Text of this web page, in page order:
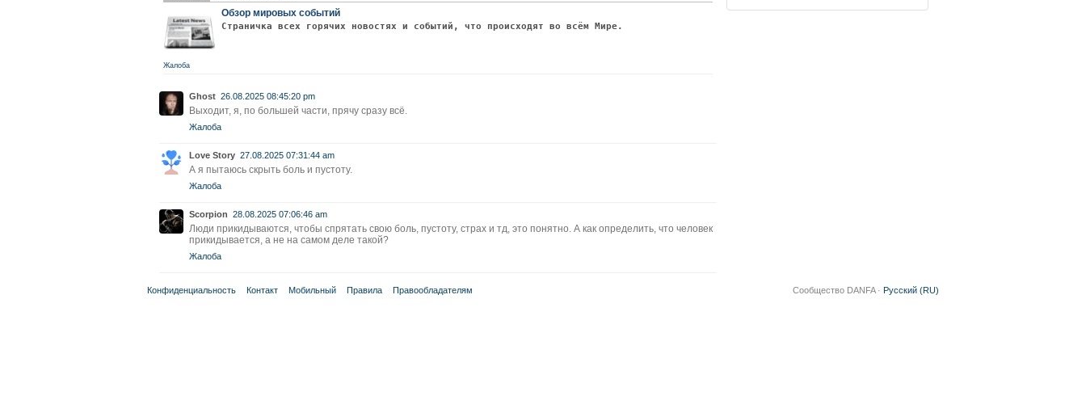
Обзор мировых событий
Страничка всех горячих новостях и событий, что происходят во всём Мире.
Жалоба
Ghost 26.08.2025 08:45:20 pm
Выходит, я, по большей части, прячу сразу всё.
Жалоба
Love Story 27.08.2025 07:31:44 am
А я пытаюсь скрыть боль и пустоту.
Жалоба
Scorpion 28.08.2025 07:06:46 am
Люди прикидываются, чтобы спрятать свою боль, пустоту, страх и тд, это понятно. А как определить, что человек
прикидывается, а не на самом деле такой?
Жалоба
Конфиденциальность Контакт Мобильный Правила Правообладателям Сообщество DANFA · Русский (RU)